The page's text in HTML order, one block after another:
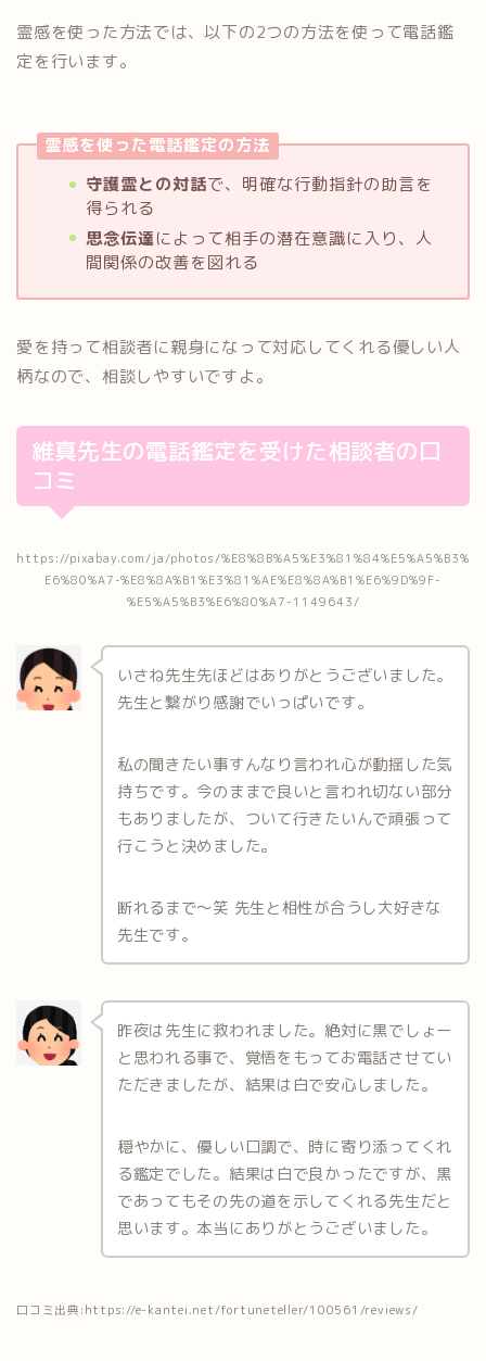
霊感を使った方法では、以下の2つの方法を使って電話鑑
定を行います。
霊感を使った電話鑑定の方法
守護霊との対話で、明確な行動指針の助言を
得られる
思念伝達によって相手の潜在意識に入り、人
間関係の改善を図れる
愛を持って相談者に親身になって対応してくれる優しい人
柄なので、相談しやすいですよ。
維真先生の電話鑑定を受けた相談者の口
コミ
https://pixabay.com/ja/photos/%E8%8B%A5%E3%81%84%E5%A5%B3%
E6%80%A7-%E8%8A%B1%E3%81%AE%E8%8A%B1%E6%9D%9F-
%E5%A5%B3%E6%80%A7-1149643/
いさね先生先ほどはありがとうございました。
先生と繋がり感謝でいっぱいです。
私の聞きたい事すんなり言われ心が動揺した気
持ちです。今のままで良いと言われ切ない部分
もありましたが、ついて行きたいんで頑張って
行こうと決めました。
断れるまで～笑 先生と相性が合うし大好きな
先生です。
昨夜は先生に救われました。絶対に黒でしょー
と思われる事で、覚悟をもってお電話させてい
ただきましたが、結果は白で安心しました。
穏やかに、優しい口調で、時に寄り添ってくれ
る鑑定でした。結果は白で良かったですが、黒
であってもその先の道を示してくれる先生だと
思います。本当にありがとうございました。
口コミ出典:https://e-kantei.net/fortuneteller/100561/reviews/